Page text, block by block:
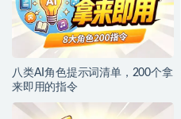
八类AI角色提示词清单，200个拿
来即用的指令